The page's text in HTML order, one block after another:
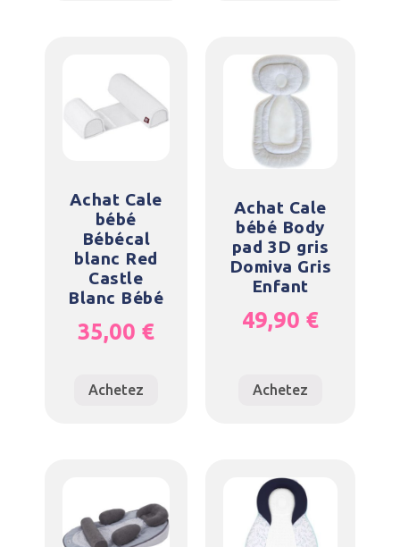
Achat Cale
bébé
Bébécal
blanc Red
Castle
Blanc Bébé
35,00 €
Achetez
Achat Cale
bébé Body
pad 3D gris
Domiva Gris
Enfant
49,90 €
Achetez